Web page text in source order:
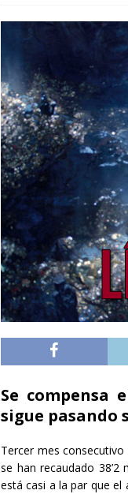
[
Se compensa
sigue pasando
Tercer mes
se han recaudado
está casi a la par que el